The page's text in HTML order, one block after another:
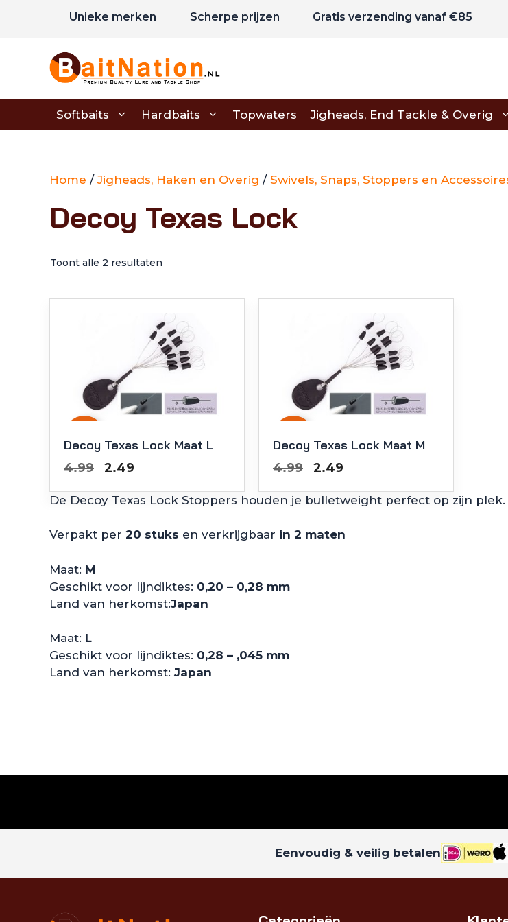
Unieke merken Scherpe prijzen Gratis verzending vanaf €85
Softbaits Hardbaits Topwaters Jigheads, End Tackle & Overig
Home /Jigheads, Haken en Overig / Swivels, Snaps, Stoppers en
Decoy Texas Lock
Toont alle 2 resultaten
Decoy Texas Lock Maat L
4.99
Oorspronkelijke
was:
2.49
is:
Decoy Texas Lock Maat M
4.99
Oorspronkelijke
was:
2.49
is:
De Decoy Texas Lock Stoppers houden je bulletweight perfect op zijn
Verpakt per 20 stuks en verkrijgbaar in 2 maten
Maat: M
Geschikt voor lijndiktes: 0,20 – 0,28 mm
Land van herkomst:Japan
Maat: L
Geschikt voor lijndiktes: 0,28 – ,045 mm
Land van herkomst: Japan
Eenvoudig & veilig betalen